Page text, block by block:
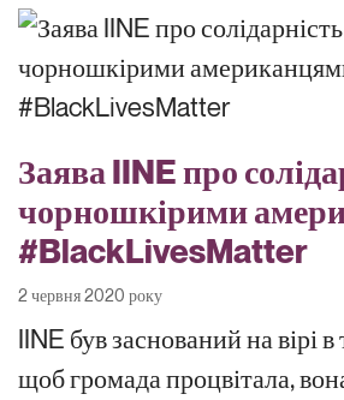
Заява IINE про
чорношкірими
#BlackLivesMatter
2 червня 2020 року
IINE був заснований на вірі
щоб громада процвітала,